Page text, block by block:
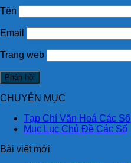
Tên
Email
Trang web
CHUYÊN MỤC
Tạp Chí Văn Hoá Các Số
Mục Lục Chủ Đề Các Số
Bài viết mới